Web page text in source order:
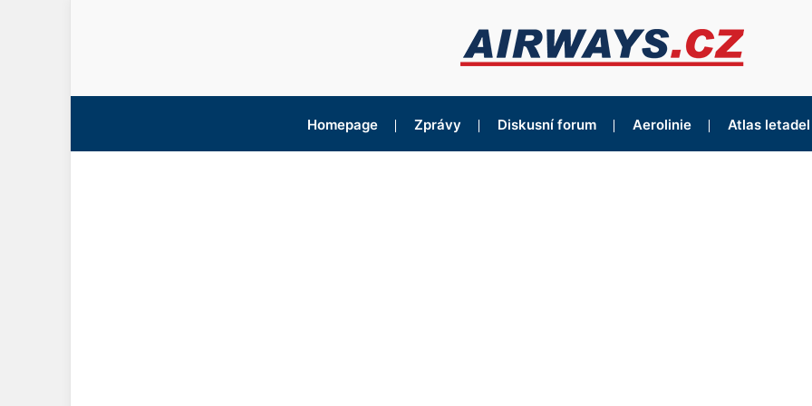
Homepage Zprávy Diskusní forum Aerolinie Atlas letadel